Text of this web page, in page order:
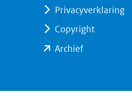
Privacyverklaring
Copyright
Archief(opent
venster)